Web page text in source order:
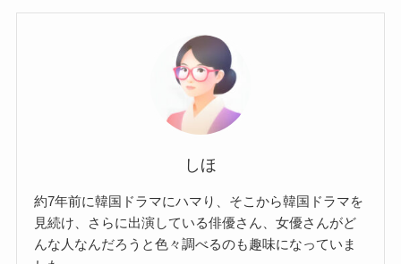
しほ
約7年前に韓国ドラマにハマり、そこから韓国ドラマを
見続け、さらに出演している俳優さん、女優さんがど
んな人なんだろうと色々調べるのも趣味になっていま